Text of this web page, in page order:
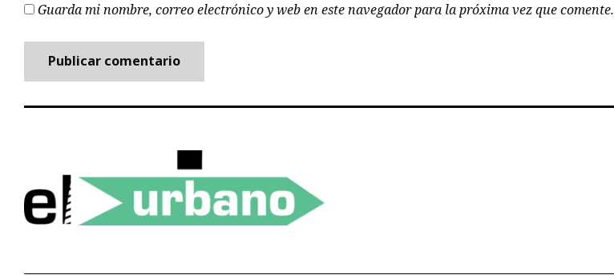
Guarda mi nombre, correo electrónico y web en este navegador para la próxima vez que comente.